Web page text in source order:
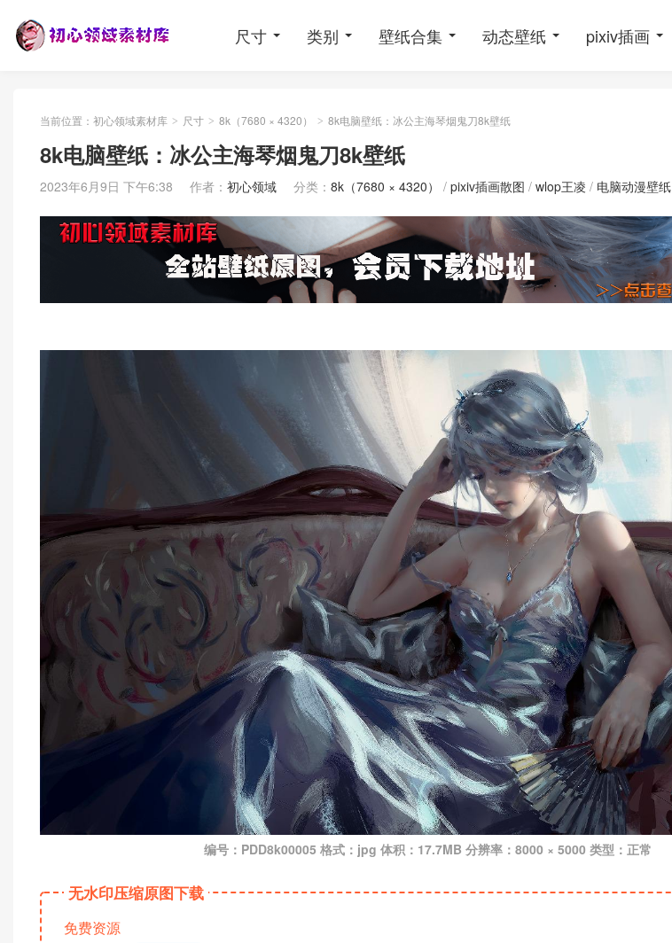
尺寸 类别 壁纸合集 动态壁纸 pixiv插画
当前位置： 初心领域素材库 > 尺寸 > 8k（7680 × 4320） > 8k电脑壁纸：冰公主海琴烟鬼刀8k壁纸
8k电脑壁纸：冰公主海琴烟鬼刀8k壁纸
2023年6月9日 下午6:38 作者： 初心领域 分类： 8k（7680 × 4320） / pixiv插画散图 / wlop王凌 / 电脑动漫壁纸
编号：PDD8k00005 格式：jpg 体积：17.7MB 分辨率：8000 × 5000 类型：正常
无水印压缩原图下载
免费资源